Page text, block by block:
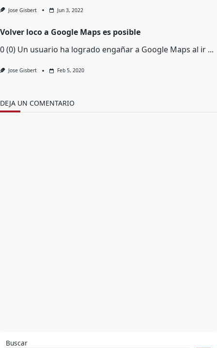
Jose Gisbert Jun 3, 2022
Volver loco a Google Maps es posible
0 (0) Un usuario ha logrado engañar a Google Maps al ir ...
Jose Gisbert Feb 5, 2020
DEJA UN COMENTARIO
Buscar